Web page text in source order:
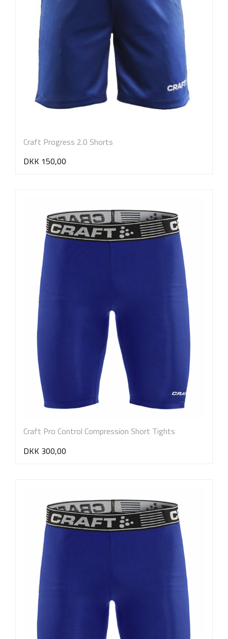
Craft Progress 2.0 Shorts
DKK 150,00
Craft Pro Control Compression Short Tights
DKK 300,00